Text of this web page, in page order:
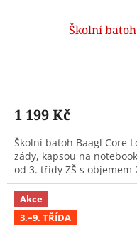
Školní
1 199 Kč
Školní batoh Baagl Core
zády, kapsou na
od 3. třídy ZŠ s objemem
Akce
3.–9. TŘÍDA